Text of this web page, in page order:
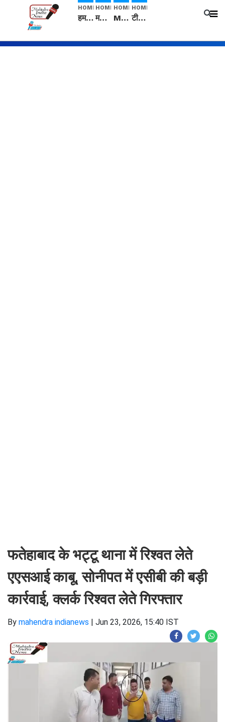
HOME
हम सनातनी..." सांसद kangana Ranaut से क्या बोली लड़की? Viral Jantar-Mantar | CJP protest
HOME
मनीषा हत्याकांड: हत्या, आत्महत्या या कोई बड़ा राज? | Full Story | Josh Haryana
HOME
Mangalsutra: हिंदू धर्म में शादी के बाद मंगलसूत्र क्यों पहनती है महिलाएं, किसने शुरु की ये परंपरा
HOME
टीम बीकेई ने एग्रीकल्चर ग्रेड की यूरिया खाद गट्टों में बदलकर टेक्निकल ग्रेड में बेचने वालों पर करवाई कार्रवाई: लखविंदर सिंह औलख
फतेहाबाद के भट्टू थाना में रिश्वत लेते
एएसआई काबू, सोनीपत में एसीबी की बड़ी
कार्रवाई, क्लर्क रिश्वत लेते गिरफ्तार ​​​​​​​
By mahendra indianews | Jun 23, 2026, 15:40 IST